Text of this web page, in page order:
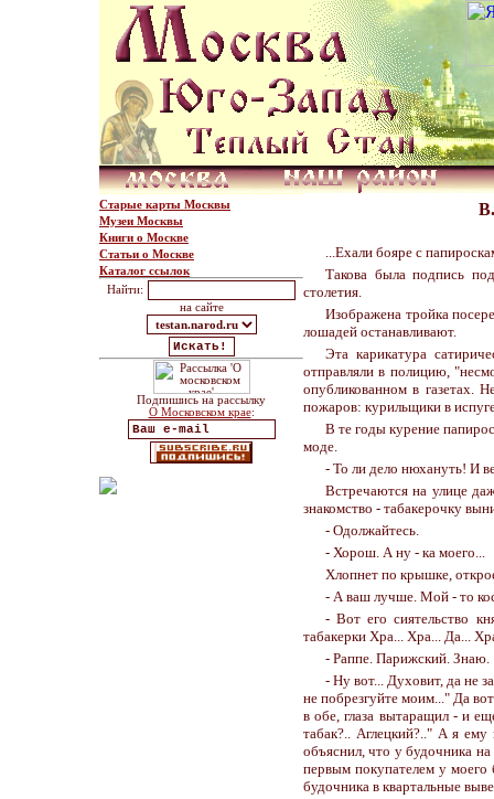
Старые карты Москвы
Музеи Москвы
Книги о Москве
Статьи о Москве
Каталог ссылок
Найти:
на сайте
Подпишись на рассылку
О Московском крае:
...Ехали бояре с
Такова была подпись
столетия.
Изображена тройка
лошадей останавливают.
Эта карикатура
отправляли в полицию,
опубликованном в газетах.
пожаров: курильщики в
В те годы курение
моде.
- То ли дело нюхануть! И
Встречаются на улице
знакомство - табакерочку
- Одолжайтесь.
- Хорош. А ну - ка моего...
Хлопнет по крышке,
- А ваш лучше. Мой - то
- Вот его сиятельство
табакерки Хра... Хра... Да...
- Раппе. Парижский. Знаю.
- Ну вот... Духовит, да не
не побрезгуйте моим..." Да
в обе, глаза вытаращил - и
табак?.. Аглецкий?.." А я
объяснил, что у будочника
первым покупателем у моего
будочника в квартальные